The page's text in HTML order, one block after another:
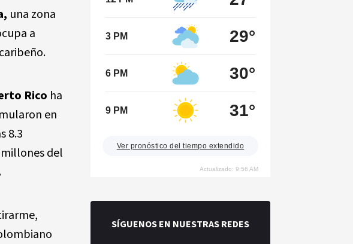
una zona
a
Rico ha
en
8.3
del
3 PM 29°
6 PM 30°
9 PM 31°
Ver pronóstico del tiempo extendido
Actualizado: 9:56 AM
SÍGUENOS EN NUESTRAS REDES